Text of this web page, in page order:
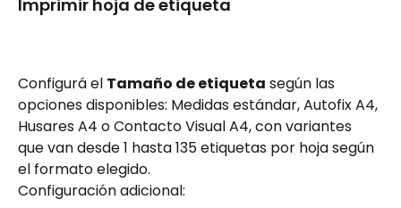
Imprimir hoja de etiqueta
Configurá el Tamaño de etiqueta según las
opciones disponibles: Medidas estándar, Autofix A4,
Husares A4 o Contacto Visual A4, con variantes
que van desde 1 hasta 135 etiquetas por hoja según
el formato elegido.
Configuración adicional: